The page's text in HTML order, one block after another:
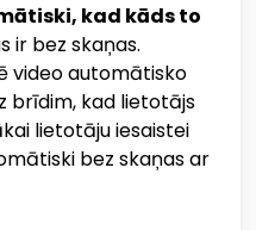
kad kāds to
ir bez skaņas.
video automātisko
brīdim, kad lietotājs
lietotāju iesaistei
bez skaņas ar